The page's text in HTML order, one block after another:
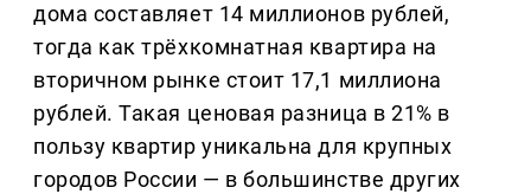
дома составляет 14 миллионов рублей,
тогда как трёхкомнатная квартира на
вторичном рынке стоит 17,1 миллиона
рублей. Такая ценовая разница в 21% в
пользу квартир уникальна для крупных
городов России — в большинстве других